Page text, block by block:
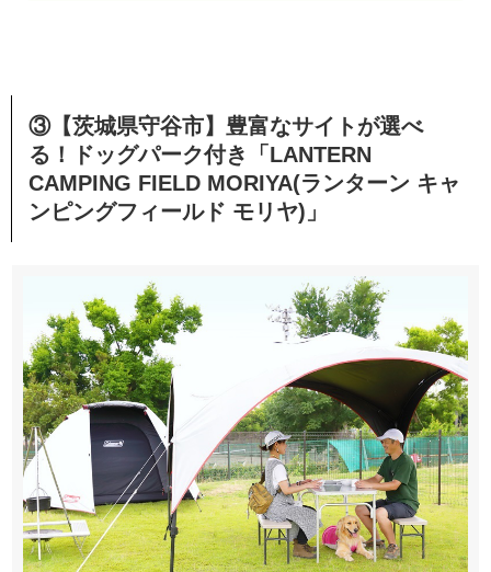
③【茨城県守谷市】豊富なサイトが選べ
る！ドッグパーク付き「LANTERN
CAMPING FIELD MORIYA(ランターン キャ
ンピングフィールド モリヤ)」